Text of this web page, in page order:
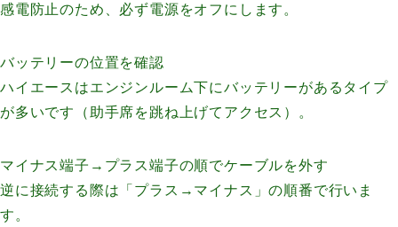
感電防止のため、必ず電源をオフにします。
バッテリーの位置を確認
ハイエースはエンジンルーム下にバッテリーがあるタイプ
が多いです（助手席を跳ね上げてアクセス）。
マイナス端子→プラス端子の順でケーブルを外す
逆に接続する際は「プラス→マイナス」の順番で行いま
す。